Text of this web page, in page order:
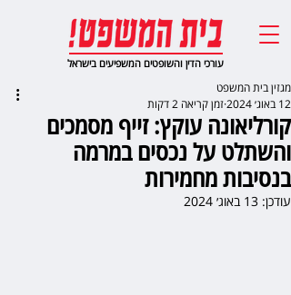
עורכי הדין והשופטים המשפיעים בישראל
קורליאונה עוקץ: זייף מסמכים
והשתלט על נכסים במרמה
בנסיבות מחמירות
מגזין בית המשפט
12 באוג׳ 2024
זמן קריאה 2 דקות
עודכן: 13 באוג׳ 2024